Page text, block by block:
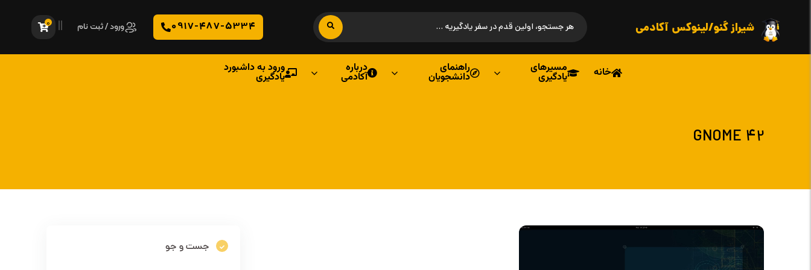
شیراز گنو/لینوکس آکادمی 0917-487-5334 ورود / ثبت نام 0
خانه مسیرهای
یادگیری
راهنمای
دانشجویان
درباره
آکادمی
ورود به داشبورد
یادگیری
GNOME 42
جست و جو